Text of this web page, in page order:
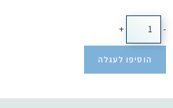
-
+
הוסיפו לעגלה